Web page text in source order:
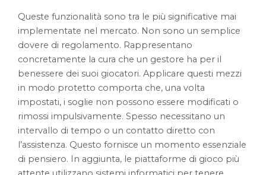
Queste funzionalità sono tra le più significative mai
implementate nel mercato. Non sono un semplice
dovere di regolamento. Rappresentano
concretamente la cura che un gestore ha per il
benessere dei suoi giocatori. Applicare questi mezzi
in modo protetto comporta che, una volta
impostati, i soglie non possono essere modificati o
rimossi impulsivamente. Spesso necessitano un
intervallo di tempo o un contatto diretto con
l’assistenza. Questo fornisce un momento essenziale
di pensiero. In aggiunta, le piattaforme di gioco più